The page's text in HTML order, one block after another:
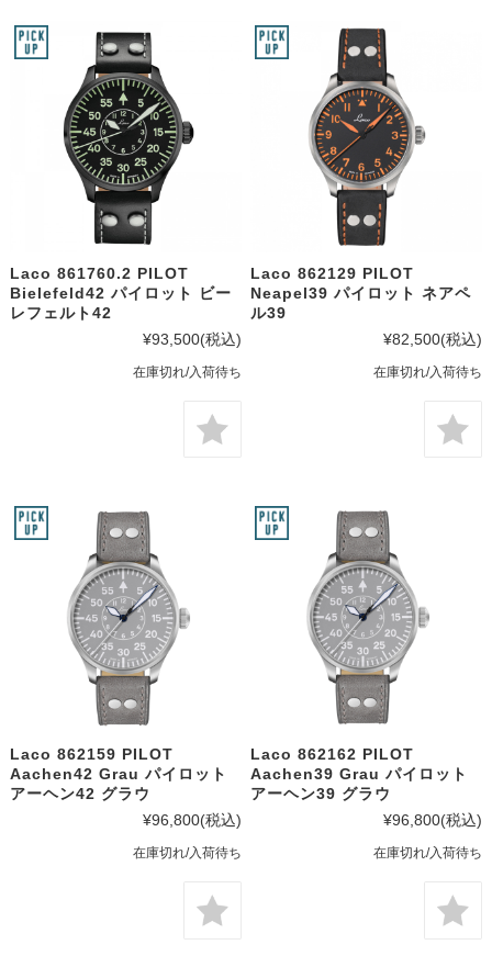
Laco 861760.2 PILOT
Bielefeld42 パイロット ビー
レフェルト42
¥93,500(税込)
在庫切れ/入荷待ち
Laco 862129 PILOT
Neapel39 パイロット ネアペ
ル39
¥82,500(税込)
在庫切れ/入荷待ち
Laco 862159 PILOT
Aachen42 Grau パイロット
アーヘン42 グラウ
¥96,800(税込)
在庫切れ/入荷待ち
Laco 862162 PILOT
Aachen39 Grau パイロット
アーヘン39 グラウ
¥96,800(税込)
在庫切れ/入荷待ち